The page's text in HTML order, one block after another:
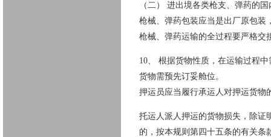
（二） 进出境各类枪支、弹药的
枪械、弹药包装应当是出厂原包装
枪械、弹药运输的全过程要严格交
10、 根据货物性质，在运输过程
货物需预先订妥舱位。
押运员应当履行承运人对押运货物
托运人派人押运的货物损失，除证
的，按本规则第四十五条的有关条